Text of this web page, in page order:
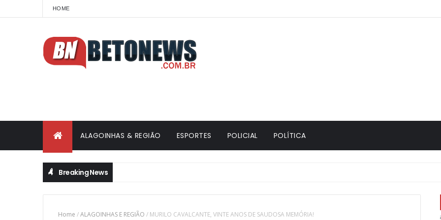
HOME
ALAGOINHAS & REGIÃO ESPORTES POLICIAL POLÍTICA
Breaking News
Home /ALAGOINHAS E REGIÃO / MURILO CAVALCANTE, VINTE ANOS DE SAUDOSA MEMÓRIA!